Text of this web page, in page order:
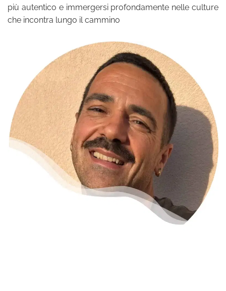
più autentico e immergersi profondamente nelle culture
che incontra lungo il cammino